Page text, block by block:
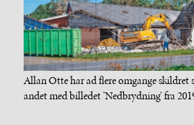
Allan Otte har ad flere omgange skildret
andet med billedet ’Nedbrydning’ fra